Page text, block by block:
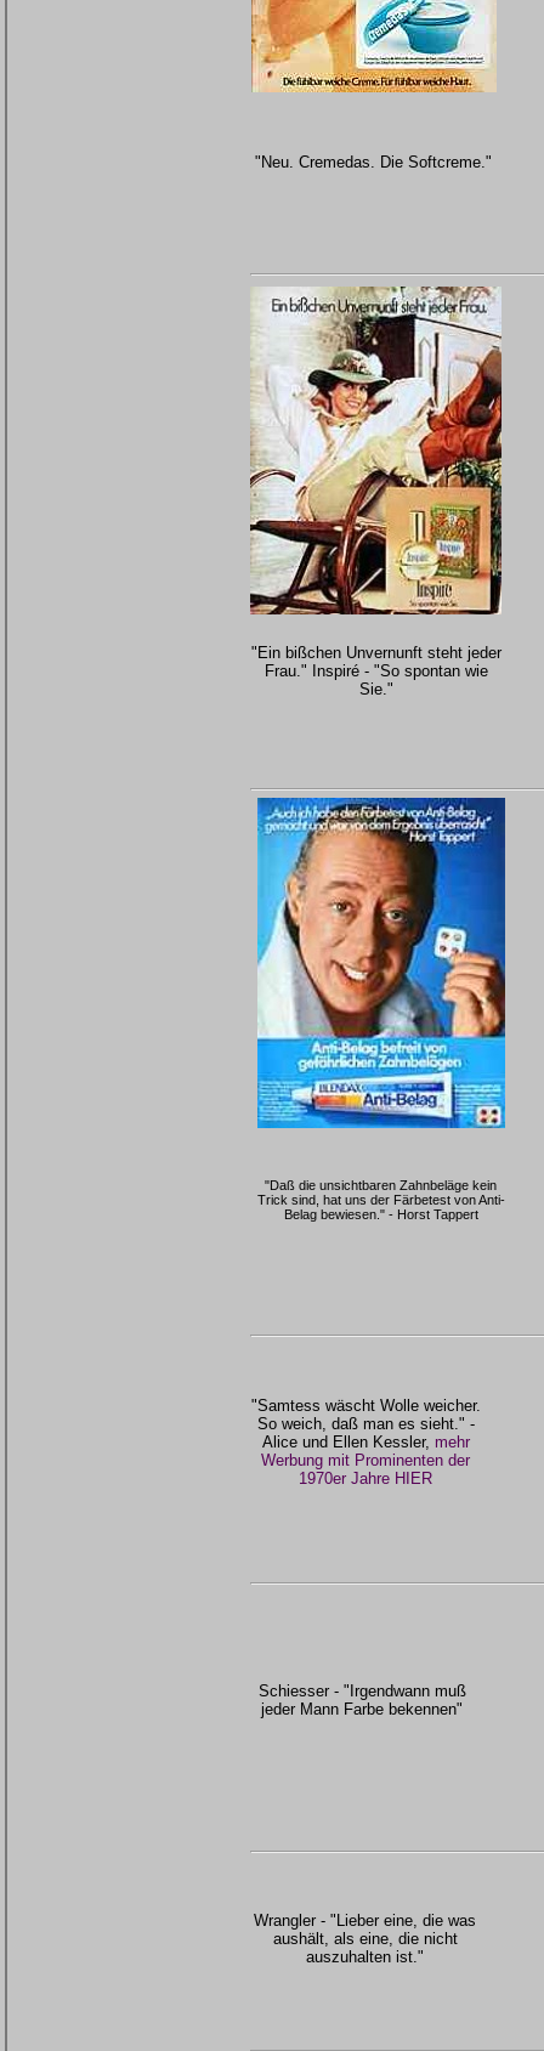
"Neu. Cremedas. Die Softcreme."
"Ein bißchen Unvernunft steht jeder
Frau." Inspiré - "So spontan wie
Sie."
"Daß die unsichtbaren Zahnbeläge kein
Trick sind, hat uns der Färbetest von Anti-
Belag bewiesen." - Horst Tappert
"Samtess wäscht Wolle weicher.
So weich, daß man es sieht." -
Alice und Ellen Kessler, mehr
Werbung mit Prominenten der
1970er Jahre HIER
Schiesser - "Irgendwann muß
jeder Mann Farbe bekennen"
Wrangler - "Lieber eine, die was
aushält, als eine, die nicht
auszuhalten ist."